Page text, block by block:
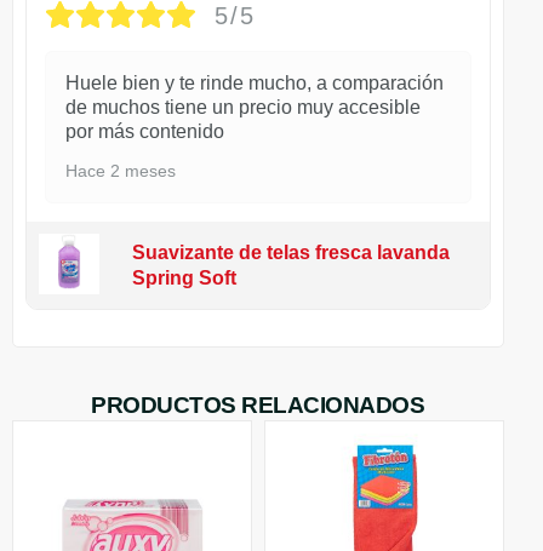
5/5
Huele bien y te rinde mucho, a comparación
de muchos tiene un precio muy accesible
por más contenido
Hace 2 meses
Suavizante de telas fresca lavanda
Spring Soft
PRODUCTOS RELACIONADOS